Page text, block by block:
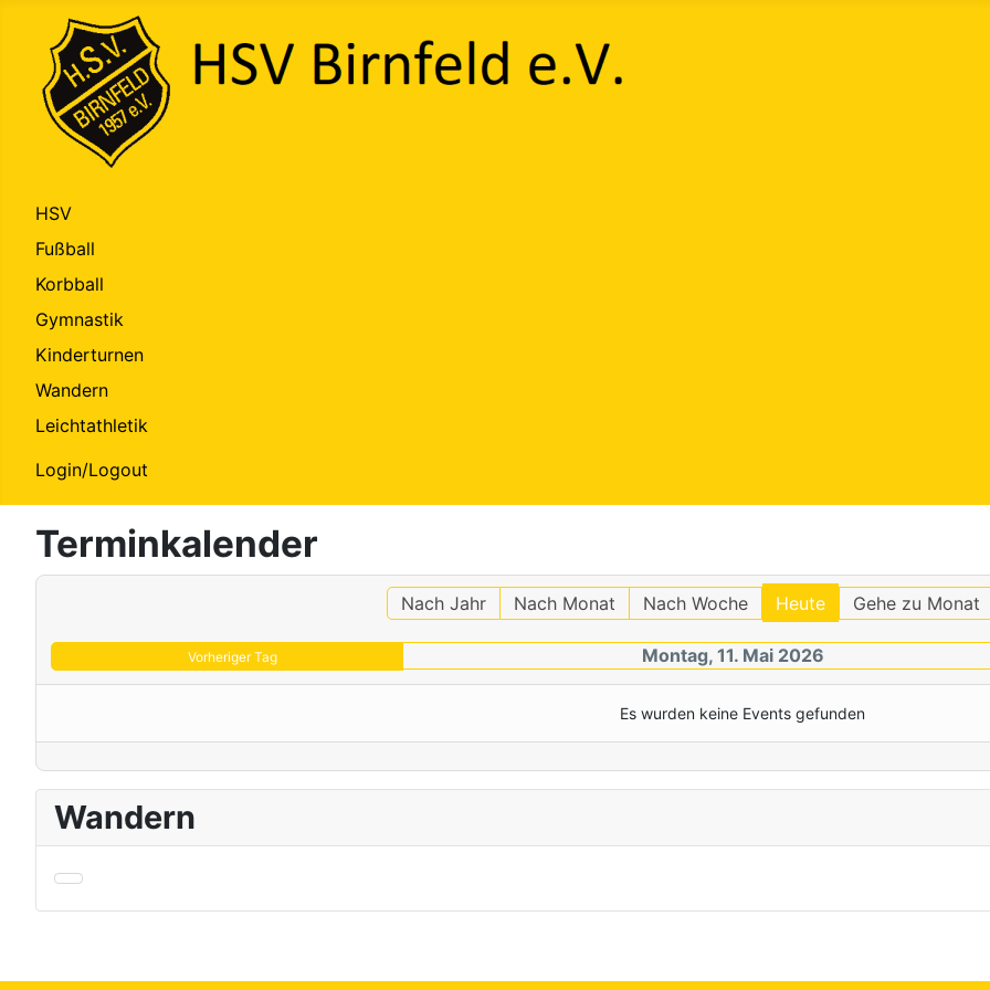
HSV
Fußball
Korbball
Gymnastik
Kinderturnen
Wandern
Leichtathletik
Login/Logout
Terminkalender
Nach Jahr Nach Monat Nach Woche Heute Gehe zu Monat
Vorheriger Tag Montag, 11. Mai 2026
Es wurden keine Events gefunden
Wandern